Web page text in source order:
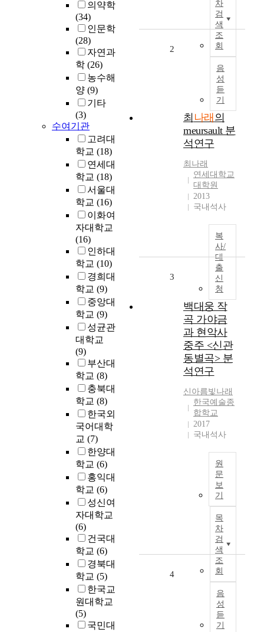
의약학
(34)
인문학
(28)
자연과
학 (26)
농수해
양 (9)
기타
(3)
수여기관
고려대
학교 (18)
연세대
학교 (18)
서울대
학교 (16)
이화여
자대학교
(16)
인하대
학교 (10)
경희대
학교 (9)
중앙대
학교 (9)
성균관
대학교
(9)
부산대
학교 (8)
충북대
학교 (8)
한국외
국어대학
교 (7)
한양대
학교 (6)
홍익대
학교 (6)
성신여
자대학교
(6)
건국대
학교 (6)
경북대
학교 (5)
한국교
원대학교
(5)
국민대
차
검
색
조
회
음
성
듣
기
o
x
2
최 나래 의
meursault 분
석연구
최 나래
연세대학교
대학원
2013
국내석사
복
사/
대
출
신
청
3
백대웅 작
곡 가야금
과 현악사
중주 <신관
동별곡> 분
석연구
신아름빛 나래
한국예술종
합학교
2017
국내석사
원
문
보
기
목
차
검
색
조
회
음
성
듣
기
4